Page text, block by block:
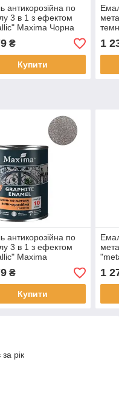
антикорозійна по
3 в 1 з ефектом
Maxima Чорна
текстура мерехтіння
та вирівнює
₴
Купити
1
антикорозійна по
3 в 1 з ефектом
Maxima
маскує та
нерівності
₴
Купити
1
рік